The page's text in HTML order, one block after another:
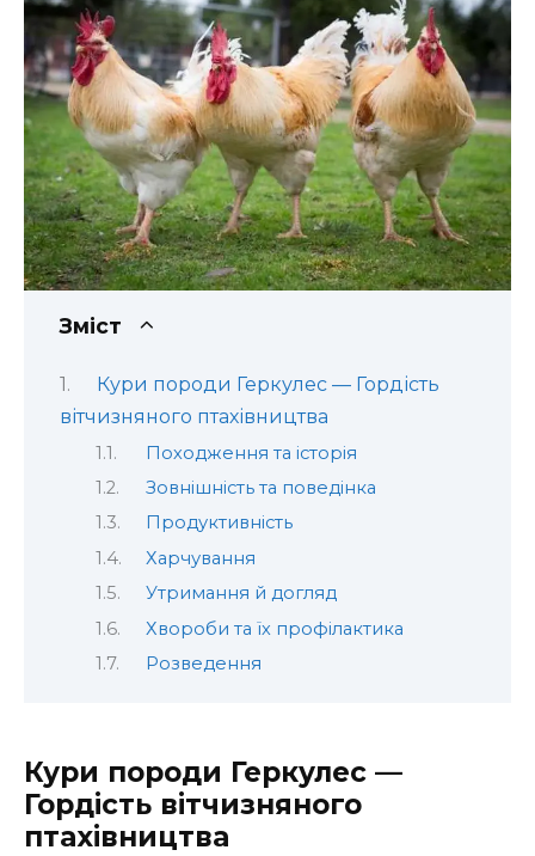
Зміст
Кури породи Геркулес — Гордість
вітчизняного птахівництва
Походження та історія
Зовнішність та поведінка
Продуктивність
Харчування
Утримання й догляд
Хвороби та їх профілактика
Розведення
Кури породи Геркулес —
Гордість вітчизняного
птахівництва